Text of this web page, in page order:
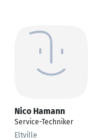
Nico Hamann
Service-Techniker
Eltville